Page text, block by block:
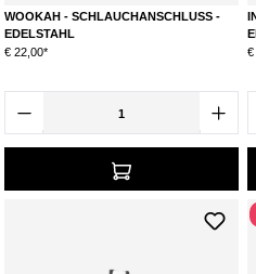
WOOKAH - SCHLAUCHANSCHLUSS -
EDELSTAHL
€ 22,00*
€